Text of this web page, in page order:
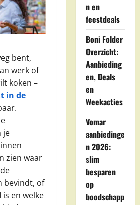
bent,
werk of
koken –
in de
je
zien waar
bevindt, of
is en welke
n en
feestdeals
Boni Folder
Overzicht:
Aanbieding
en, Deals
en
Weekacties
Vomar
aanbiedinge
n 2026:
slim
besparen
op
boodschapp